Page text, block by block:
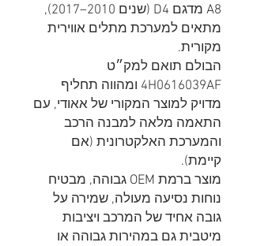
A8 מדגם D4 (שנים 2010–2017),
מתאים למערכת מתלים אווירית
מקורית.
הבולם תואם למק״ט
4H0616039AF ומהווה תחליף
מדויק למוצר המקורי של אאודי, עם
התאמה מלאה למבנה הרכב
והמערכת האלקטרונית (אם
קיימת).
מוצר ברמת OEM גבוהה, מבטיח
נוחות נסיעה מעולה, שמירה על
גובה אחיד של המרכב ויציבות
מיטבית גם במהירות גבוהה או